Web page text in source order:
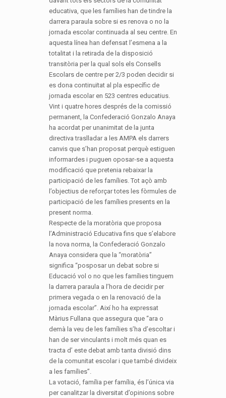
educativa, que les famílies han de tindre la
darrera paraula sobre si es renova o no la
jornada escolar continuada al seu centre. En
aquesta línea han defensat l’esmena a la
totalitat i la retirada de la disposició
transitòria per la qual sols els Consells
Escolars de centre per 2/3 poden decidir si
es dona continuïtat al pla específic de
jornada escolar en 523 centres educatius.
Vint i quatre hores després de la comissió
permanent, la Confederació Gonzalo Anaya
ha acordat per unanimitat de la junta
directiva traslladar a les AMPA els darrers
canvis que s’han proposat perquè estiguen
informardes i puguen oposar-se a aquesta
modificació que pretenia rebaixar la
participació de les famílies. Tot açò amb
l’objectius de reforçar totes les fòrmules de
participació de les famílies presents en la
present norma.
Respecte de la moratòria que proposa
l’Administració Educativa fins que s’elabore
la nova norma, la Confederació Gonzalo
Anaya considera que la “moratòria”
significa “posposar un debat sobre si
Educació vol o no que les famílies tinguem
la darrera paraula a l’hora de decidir per
primera vegada o en la renovació de la
jornada escolar”. Així ho ha expressat
Màrius Fullana que assegura que “ara o
demà la veu de les famílies s’ha d’escoltar i
han de ser vinculants i molt més quan es
tracta d’ este debat amb tanta divisió dins
de la comunitat escolar i que també divideix
a les famílies”.
La votació, família per família, és l’única via
per canalitzar la diversitat d’opinions sobre